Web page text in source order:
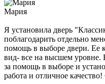
Мария
Я установила дверь
поблагодарить отдельно
помощь в выборе двери. Ее
вид- все на высшем уровне.
за помощь в выборе и
работа и отличное